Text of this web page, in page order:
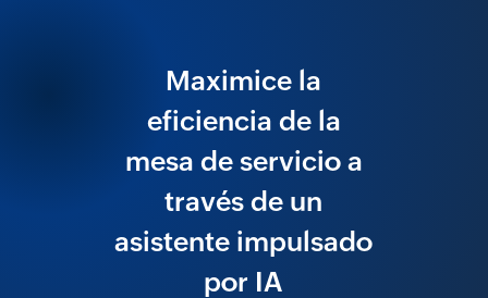
Maximice la
eficiencia de la
mesa de servicio a
través de un
asistente impulsado
por IA